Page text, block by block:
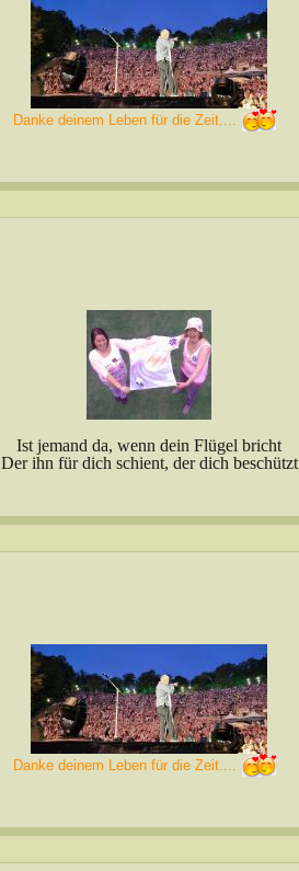
Danke deinem Leben für die Zeit....
Ist jemand da, wenn dein Flügel bricht
Der ihn für dich schient, der dich beschützt
Danke deinem Leben für die Zeit....